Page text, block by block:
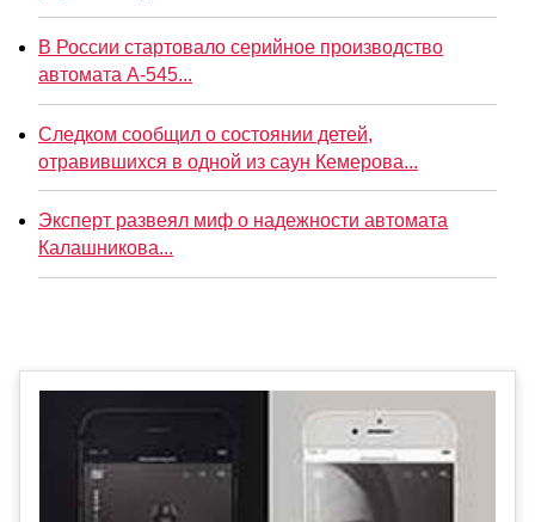
В России стартовало серийное производство
автомата А-545...
Следком сообщил о состоянии детей,
отравившихся в одной из саун Кемерова...
Эксперт развеял миф о надежности автомата
Калашникова...